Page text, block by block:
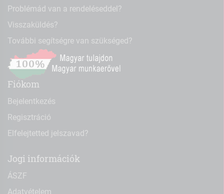
Problémád van a rendeléseddel?
Visszaküldés?
További segítségre van szükséged?
Fiókom
Bejelentkezés
Regisztráció
Elfelejtetted jelszavad?
Jogi információk
ÁSZF
Adatvételem